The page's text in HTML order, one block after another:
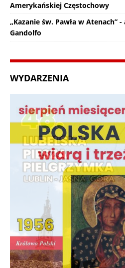
Amerykańskiej Częstochowy
„Kazanie św. Pawła w Atenach”
Gandolfo
WYDARZENIA